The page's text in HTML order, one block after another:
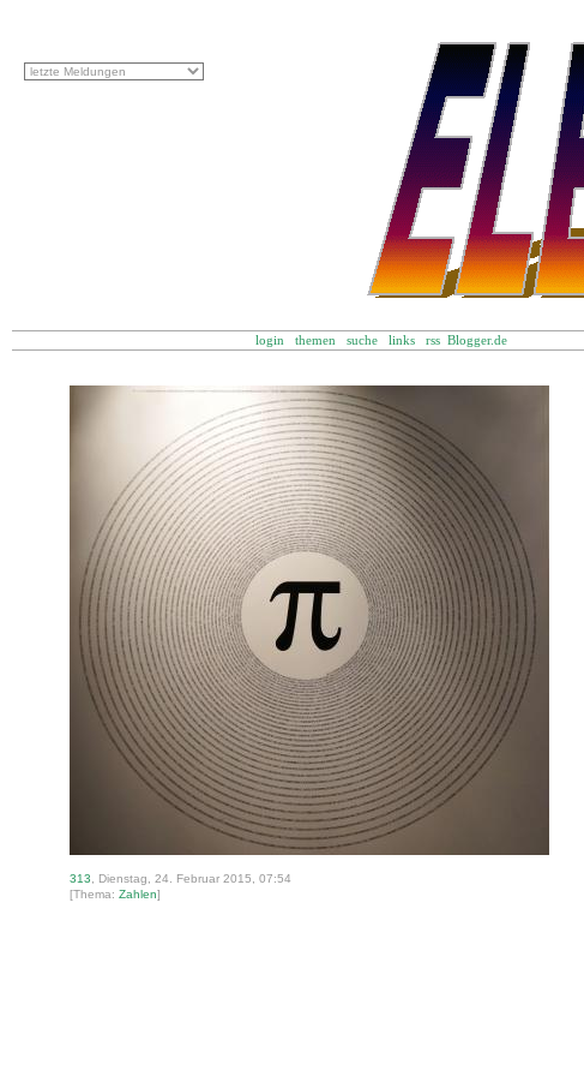
login themen suche links rss Blogger.de
313 , Dienstag, 24. Februar 2015, 07:54
[Thema: Zahlen]